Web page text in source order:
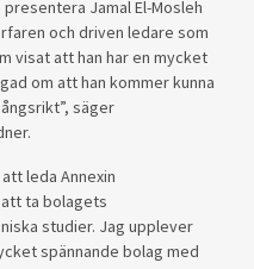
Jamal El-Mosleh
och driven ledare som
visat att han har en mycket
om att han kommer kunna
, säger
leda Annexin
ta bolagets
studier. Jag upplever
spännande bolag med